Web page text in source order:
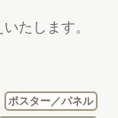
たします。
ポスター／パネル